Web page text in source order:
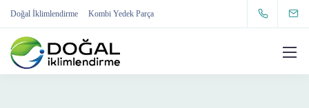
Doğal İklimlendirme Kombi Yedek Parça